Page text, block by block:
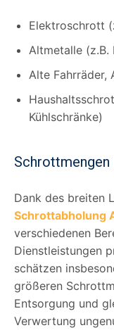
Elektroschrott
Altmetalle (z.B.
Alte Fahrräder,
Kühlschränke)
Schrottmengen
Dank des breiten
Schrottabholung
verschiedenen
Dienstleistungen
schätzen
größeren
Entsorgung und
Verwertung